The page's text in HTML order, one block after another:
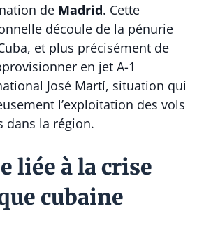
de Madrid. Cette
découle de la pénurie
et plus précisément de
en jet A-1
José Martí, situation qui
l’exploitation des vols
dans la région.
liée à la crise
cubaine